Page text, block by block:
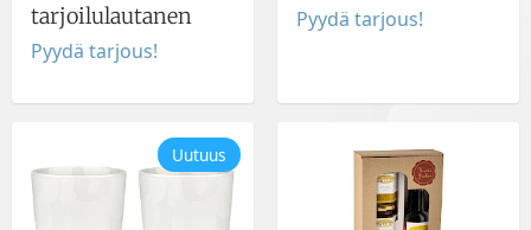
tarjoilulautanen
Pyydä tarjous!
Pyydä tarjous!
Uutuus